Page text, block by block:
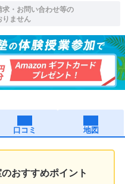
・お問い合わせ等の
りません
口コミ 地図
おすすめポイント